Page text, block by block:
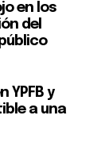
en los
del
YPFB y
a una